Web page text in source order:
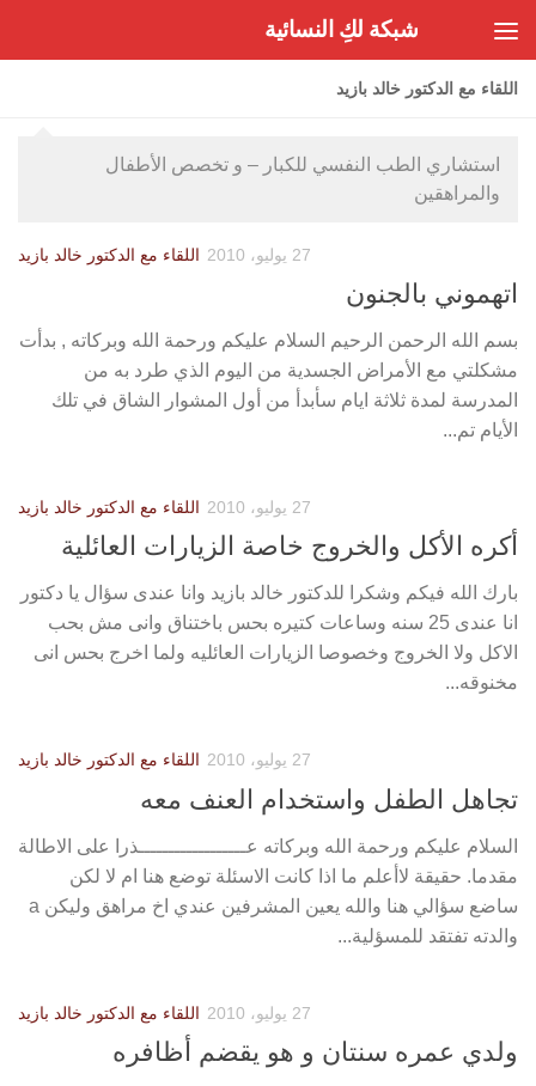
شبكة لكِ النسائية
اللقاء مع الدكتور خالد بازيد
استشاري الطب النفسي للكبار – و تخصص الأطفال
والمراهقين
اللقاء مع الدكتور خالد بازيد 27 يوليو، 2010
اتهموني بالجنون
بسم الله الرحمن الرحيم السلام عليكم ورحمة الله وبركاته , بدأت
مشكلتي مع الأمراض الجسدية من اليوم الذي طرد به من
المدرسة لمدة ثلاثة ايام سأبدأ من أول المشوار الشاق في تلك
الأيام تم...
اللقاء مع الدكتور خالد بازيد 27 يوليو، 2010
أكره الأكل والخروج خاصة الزيارات العائلية
بارك الله فيكم وشكرا للدكتور خالد بازيد وانا عندى سؤال يا دكتور
انا عندى 25 سنه وساعات كتيره بحس باختناق وانى مش بحب
الاكل ولا الخروج وخصوصا الزيارات العائليه ولما اخرج بحس انى
مخنوقه...
اللقاء مع الدكتور خالد بازيد 27 يوليو، 2010
تجاهل الطفل واستخدام العنف معه
السلام عليكم ورحمة الله وبركاته عــــــــــــــــــذرا على الاطالة
مقدما. حقيقة لاأعلم ما اذا كانت الاسئلة توضع هنا ام لا لكن
ساضع سؤالي هنا والله يعين المشرفين عندي اخ مراهق وليكن a
والدته تفتقد للمسؤلية...
اللقاء مع الدكتور خالد بازيد 27 يوليو، 2010
ولدي عمره سنتان و هو يقضم أظافره